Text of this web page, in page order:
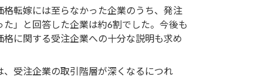
転嫁には至らなかった企業のうち、発注
」と回答した企業は約6割でした。今後も
に関する受注企業への十分な説明も求め
受注企業の取引階層が深くなるにつれ